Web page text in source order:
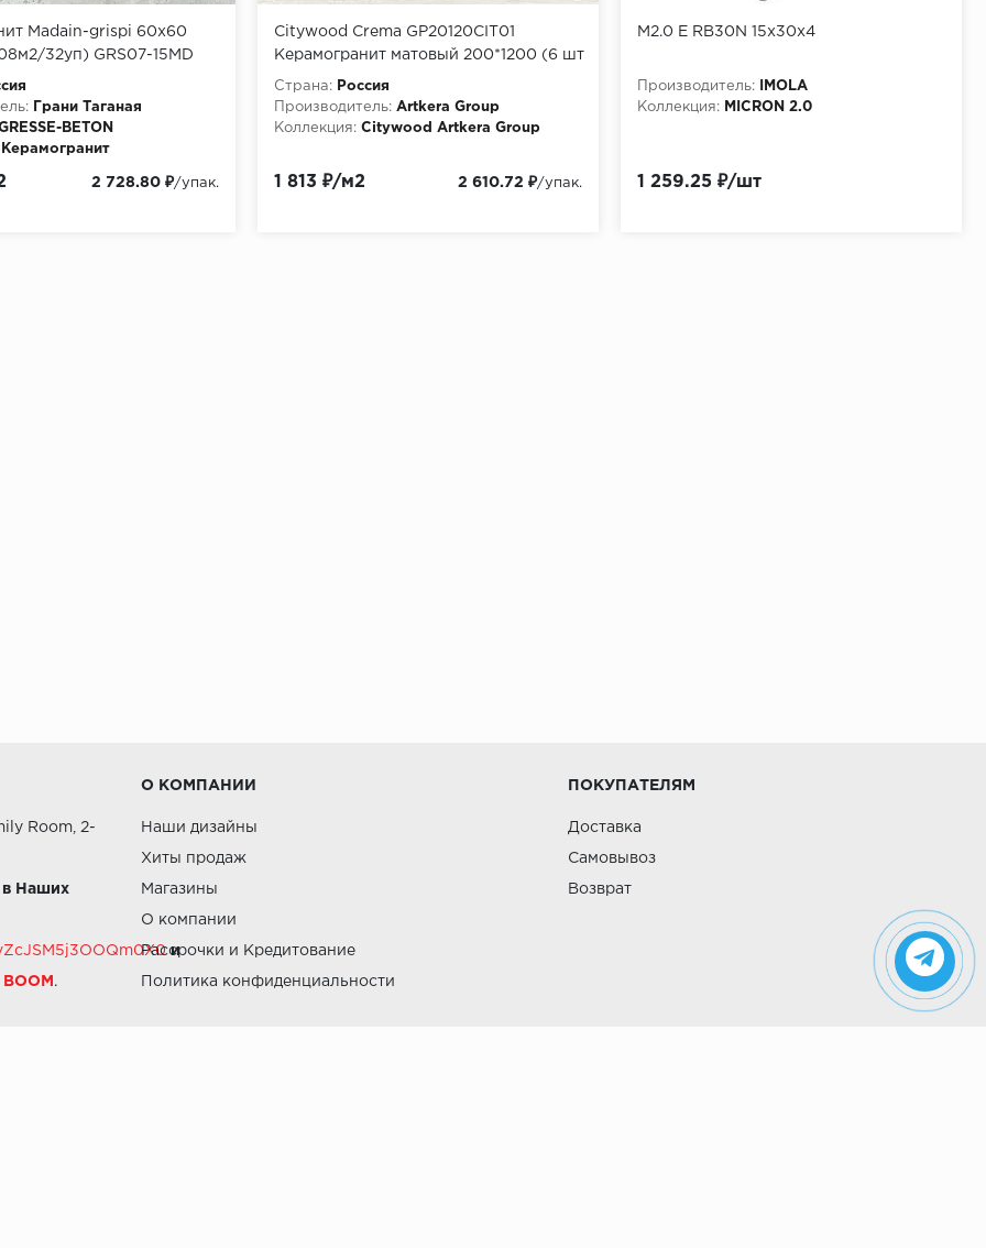
Madain-grispi 60x60
32уп) GRS07-15MD
Грани Таганая
BETON
Керамогранит
2 728.80 ₽/упак.
Citywood Crema GP20120CIT01
Керамогранит матовый 200*1200 (6 шт
в уп/51,84 м в пал)
Страна:
Россия
Производитель: Artkera Group
Коллекция: Citywood Artkera Group
1 813 ₽/м2 2 610.72 ₽/упак.
M2.0 E RB30N 15x30x4
Производитель:
IMOLA
Коллекция:
MICRON 2.0
1 259.25 ₽/шт
Room, 2-
в Наших
и
.
О КОМПАНИИ
Наши дизайны
Хиты продаж
Магазины
О компании
Рассрочки и Кредитование
Политика конфиденциальности
ПОКУПАТЕЛЯМ
Доставка
Самовывоз
Возврат